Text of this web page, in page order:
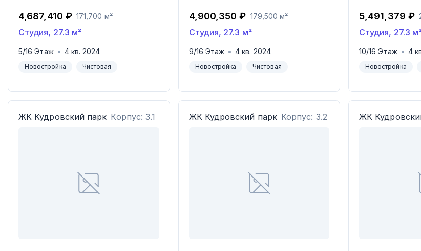
4,687,410 ₽ 171,700 м²
Студия, 27.3 м²
5/16 Этаж 4кв.2024
Новостройка Чистовая
4,900,350 ₽ 179,500 м²
Студия, 27.3 м²
9/16 Этаж 4 кв. 2024
Новостройка Чистовая
5,491,379 ₽
Студия, 27.3
10/16 Этаж 4
Новостройка
ЖК Кудровский парк Корпус: 3.1 ЖК Кудровский парк Корпус: 3.2 ЖК